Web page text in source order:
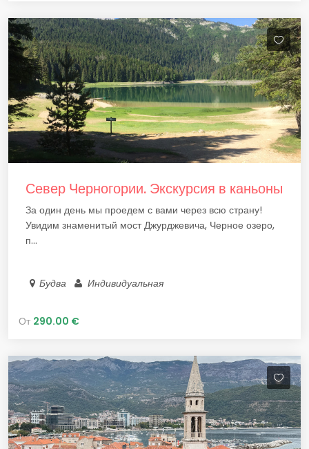
Север Черногории. Экскурсия в каньоны
За один день мы проедем с вами через всю страну!
Увидим знаменитый мост Джурджевича, Черное озеро,
п...
Будва Индивидуальная
От 290.00 €